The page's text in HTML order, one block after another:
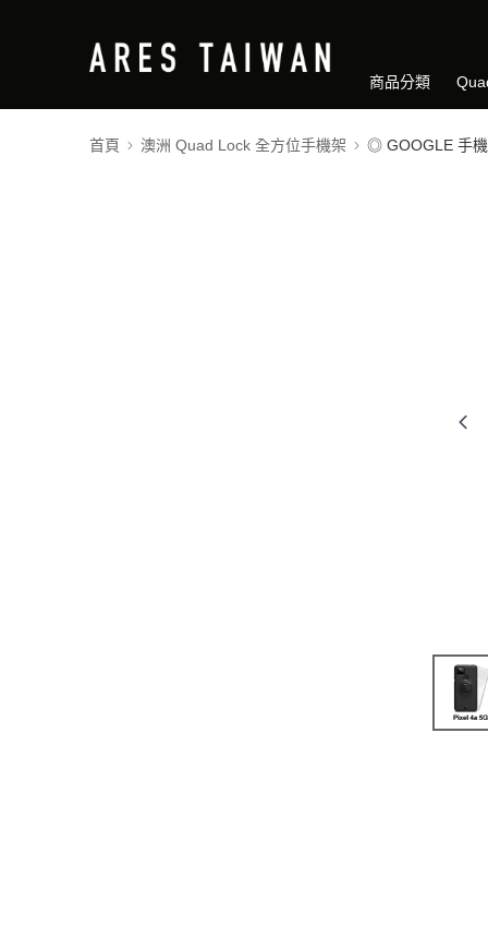
商品分類
首頁 澳洲 Quad Lock 全方位手機架 ◎ GOOGLE 手